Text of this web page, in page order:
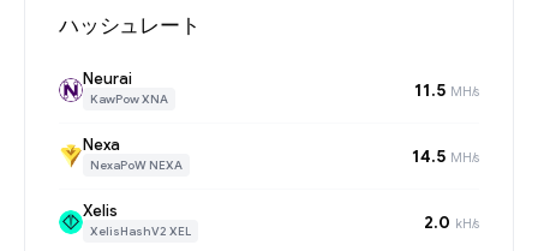
ハッシュレート
Neurai
KawPow XNA 11.5 MH/s
Nexa
NexaPoW NEXA 14.5 MH/s
Xelis
XelisHashV2 XEL 2.0 kH/s